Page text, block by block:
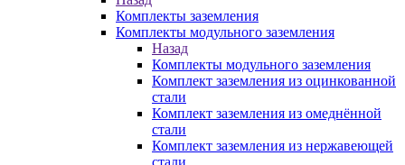
Комплекты заземления
Комплекты модульного заземления
Назад
Комплекты модульного заземления
Комплект заземления из оцинкованной
стали
Комплект заземления из омеднённой
стали
Комплект заземления из нержавеющей
стали